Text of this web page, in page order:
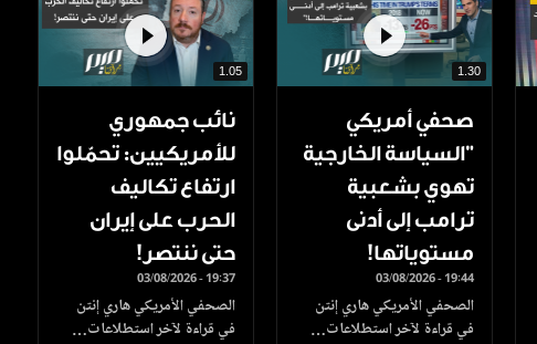
1.30
صحفي أمريكي
"السياسة الخارجية
تهوي بشعبية
ترامب إلى أدنى
مستوياتها!
03/08/2026 - 19:44
الصحفي الأمريكي هاري إنتن
في قراءة لآخر استطلاعات…
1.05
نائب جمهوري
للأمريكيين: تحمّلوا
ارتفاع تكاليف
الحرب على إيران
حتى ننتصر!
03/08/2026 - 19:37
الصحفي الأمريكي هاري إنتن
في قراءة لآخر استطلاعات…